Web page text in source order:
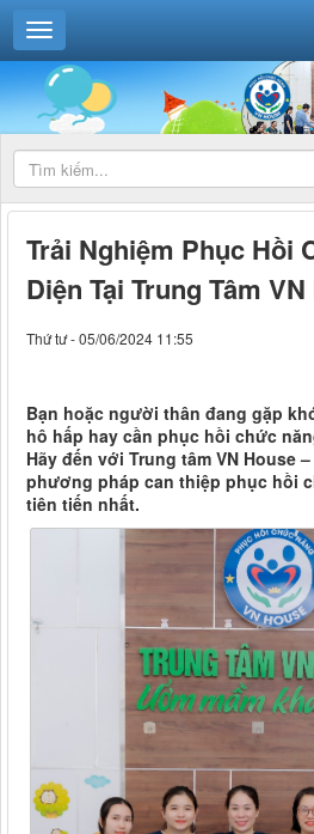
Trải Nghiệm Phục Hồi
Diện Tại Trung Tâm
Thứ tư - 05/06/2024 11:55
Bạn hoặc người thân đang gặp
hô hấp hay cần phục hồi chức
Hãy đến với Trung tâm VN House
phương pháp can thiệp phục hồi
tiên tiến nhất.